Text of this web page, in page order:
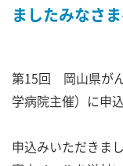
ましたみなさ
第15回 岡山県が
学病院主催）に申
申込みいただきま